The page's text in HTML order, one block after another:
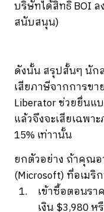
บริษัทได้สิทธิ BOI
สนับสนุน)
ดังนั้น สรุปสั้นๆ นัก
เสียภาษีจากการขา
Liberator ช่วยยื่น
แล้วจึงจะเสียเฉพา
15% เท่าานั้น
ยกตัวอย่าง ถ้าคุณอ
(Microsoft) ที่อเมริ
เข้าซื้อตอนรา
เงิน $3,980